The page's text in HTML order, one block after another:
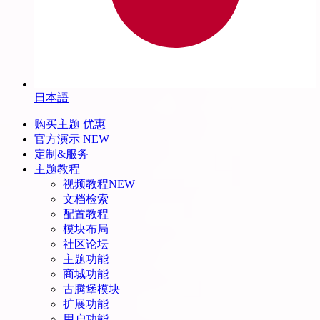
日本語
购买主题 优惠
官方演示 NEW
定制&服务
主题教程
视频教程NEW
文档检索
配置教程
模块布局
社区论坛
主题功能
商城功能
古腾堡模块
扩展功能